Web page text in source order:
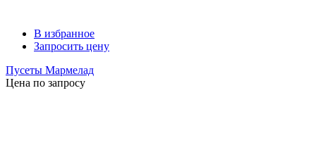
В избранное
Запросить цену
Пусеты Мармелад
Цена по запросу